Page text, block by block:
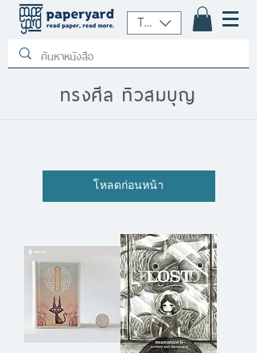
THB (฿)
ทรงศีล ทิวสมบุญ
โหลดก่อนหน้า